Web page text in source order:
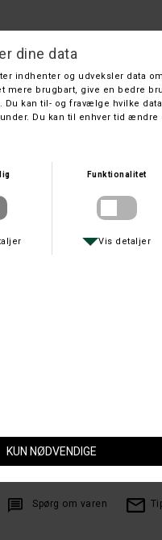
Sako .30-06
SAKO
DKK 699,-
Leveringstid: 1 hverdage
Spørg om varen